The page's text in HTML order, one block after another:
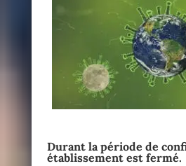
Durant la période de
établissement est fermé.